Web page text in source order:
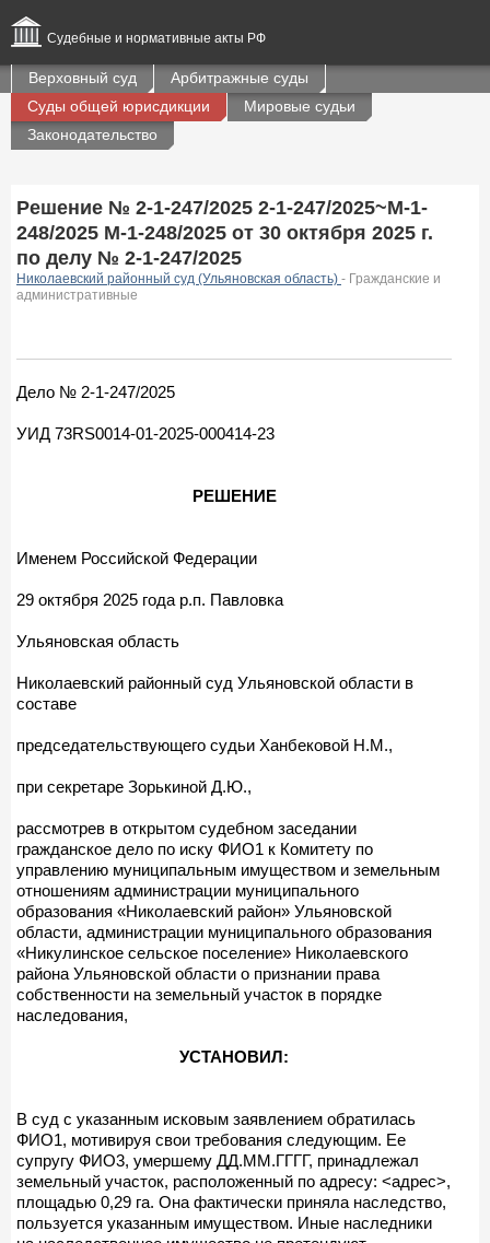
Судебные и нормативные акты РФ
Верховный суд
Арбитражные суды
Суды общей юрисдикции
Мировые судьи
Законодательство
Решение № 2-1-247/2025 2-1-247/2025~М-1-
248/2025 М-1-248/2025 от 30 октября 2025 г.
по делу № 2-1-247/2025
Николаевский районный суд (Ульяновская область) - Гражданские и
административные
Дело № 2-1-247/2025
УИД 73RS0014-01-2025-000414-23
РЕШЕНИЕ
Именем Российской Федерации
29 октября 2025 года р.п. Павловка
Ульяновская область
Николаевский районный суд Ульяновской области в
составе
председательствующего судьи Ханбековой Н.М.,
при секретаре Зорькиной Д.Ю.,
рассмотрев в открытом судебном заседании
гражданское дело по иску ФИО1 к Комитету по
управлению муниципальным имуществом и земельным
отношениям администрации муниципального
образования «Николаевский район» Ульяновской
области, администрации муниципального образования
«Никулинское сельское поселение» Николаевского
района Ульяновской области о признании права
собственности на земельный участок в порядке
наследования,
УСТАНОВИЛ:
В суд с указанным исковым заявлением обратилась
ФИО1, мотивируя свои требования следующим. Ее
супругу ФИО3, умершему ДД.ММ.ГГГГ, принадлежал
земельный участок, расположенный по адресу: <адрес>,
площадью 0,29 га. Она фактически приняла наследство,
пользуется указанным имуществом. Иные наследники